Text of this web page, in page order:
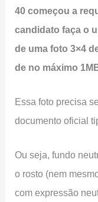
40 começou a
candidato faça o
de uma foto 3×4
de no máximo
Essa foto precisa
documento oficial
Ou seja, fundo
o rosto (nem
com expressão